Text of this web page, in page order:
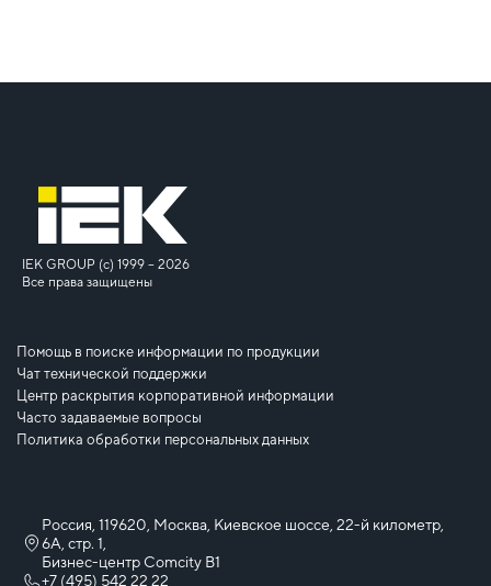
IEK GROUP (c) 1999 – 2026
Все права защищены
Помощь в поиске информации по продукции
Чат технической поддержки
Центр раскрытия корпоративной информации
Часто задаваемые вопросы
Политика обработки персональных данных
Россия, 119620, Москва, Киевское шоссе, 22-й километр,
6А, стр. 1,
Бизнес-центр Comcity B1
+7 (495) 542 22 22